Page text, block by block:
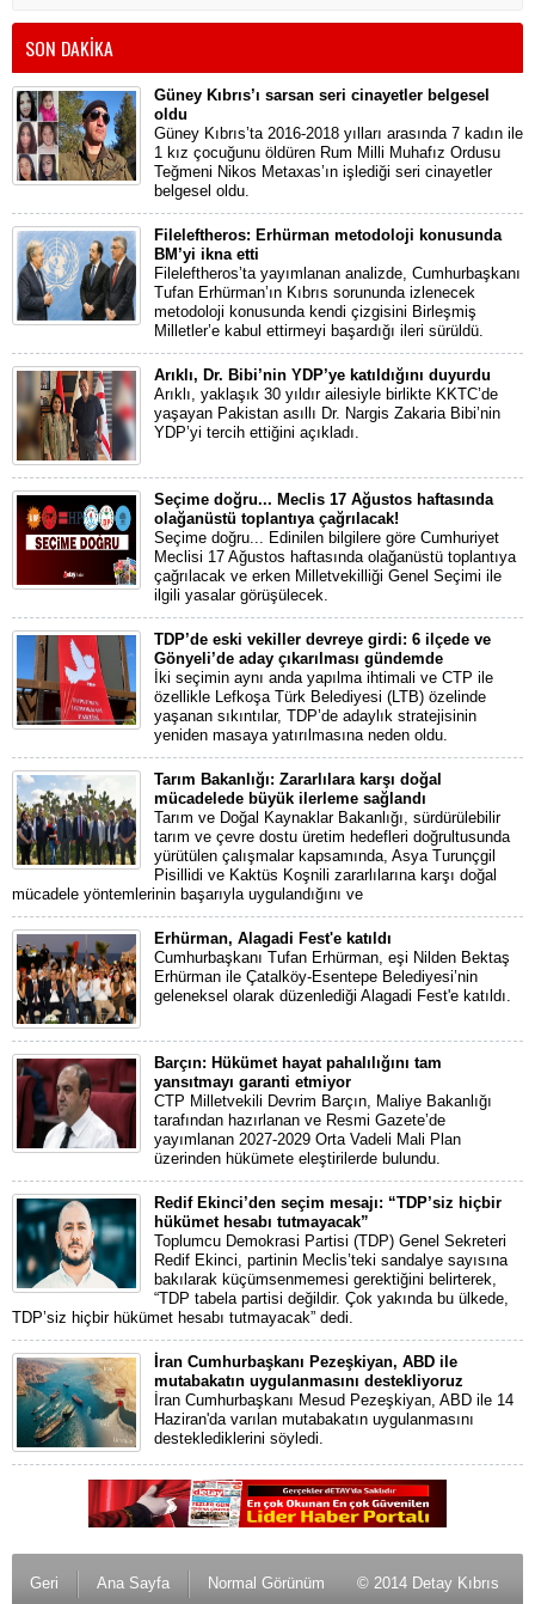
SON DAKİKA
Güney Kıbrıs’ı sarsan seri cinayetler belgesel
oldu
Güney Kıbrıs’ta 2016-2018 yılları arasında 7 kadın ile
1 kız çocuğunu öldüren Rum Milli Muhafız Ordusu
Teğmeni Nikos Metaxas’ın işlediği seri cinayetler
belgesel oldu.
Fileleftheros: Erhürman metodoloji konusunda
BM’yi ikna etti
Fileleftheros’ta yayımlanan analizde, Cumhurbaşkanı
Tufan Erhürman’ın Kıbrıs sorununda izlenecek
metodoloji konusunda kendi çizgisini Birleşmiş
Milletler’e kabul ettirmeyi başardığı ileri sürüldü.
Arıklı, Dr. Bibi’nin YDP’ye katıldığını duyurdu
Arıklı, yaklaşık 30 yıldır ailesiyle birlikte KKTC’de
yaşayan Pakistan asıllı Dr. Nargis Zakaria Bibi’nin
YDP’yi tercih ettiğini açıkladı.
Seçime doğru... Meclis 17 Ağustos haftasında
olağanüstü toplantıya çağrılacak!
Seçime doğru... Edinilen bilgilere göre Cumhuriyet
Meclisi 17 Ağustos haftasında olağanüstü toplantıya
çağrılacak ve erken Milletvekilliği Genel Seçimi ile
ilgili yasalar görüşülecek.
TDP’de eski vekiller devreye girdi: 6 ilçede ve
Gönyeli’de aday çıkarılması gündemde
İki seçimin aynı anda yapılma ihtimali ve CTP ile
özellikle Lefkoşa Türk Belediyesi (LTB) özelinde
yaşanan sıkıntılar, TDP’de adaylık stratejisinin
yeniden masaya yatırılmasına neden oldu.
Tarım Bakanlığı: Zararlılara karşı doğal
mücadelede büyük ilerleme sağlandı
Tarım ve Doğal Kaynaklar Bakanlığı, sürdürülebilir
tarım ve çevre dostu üretim hedefleri doğrultusunda
yürütülen çalışmalar kapsamında, Asya Turunçgil
Pisillidi ve Kaktüs Koşnili zararlılarına karşı doğal
mücadele yöntemlerinin başarıyla uygulandığını ve
Erhürman, Alagadi Fest'e katıldı
Cumhurbaşkanı Tufan Erhürman, eşi Nilden Bektaş
Erhürman ile Çatalköy-Esentepe Belediyesi’nin
geleneksel olarak düzenlediği Alagadi Fest'e katıldı.
Barçın: Hükümet hayat pahalılığını tam
yansıtmayı garanti etmiyor
CTP Milletvekili Devrim Barçın, Maliye Bakanlığı
tarafından hazırlanan ve Resmi Gazete’de
yayımlanan 2027-2029 Orta Vadeli Mali Plan
üzerinden hükümete eleştirilerde bulundu.
Redif Ekinci’den seçim mesajı: “TDP’siz hiçbir
hükümet hesabı tutmayacak”
Toplumcu Demokrasi Partisi (TDP) Genel Sekreteri
Redif Ekinci, partinin Meclis’teki sandalye sayısına
bakılarak küçümsenmemesi gerektiğini belirterek,
“TDP tabela partisi değildir. Çok yakında bu ülkede,
TDP’siz hiçbir hükümet hesabı tutmayacak” dedi.
İran Cumhurbaşkanı Pezeşkiyan, ABD ile
mutabakatın uygulanmasını destekliyoruz
İran Cumhurbaşkanı Mesud Pezeşkiyan, ABD ile 14
Haziran'da varılan mutabakatın uygulanmasını
desteklediklerini söyledi.
Geri Ana Sayfa Normal Görünüm © 2014 Detay Kıbrıs